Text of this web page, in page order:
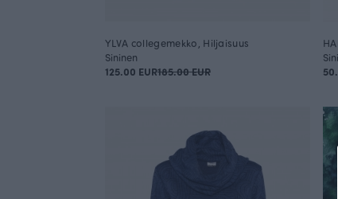
YLVA collegemekko, Hiljaisuus
Sininen
125.00 EUR185.00 EUR